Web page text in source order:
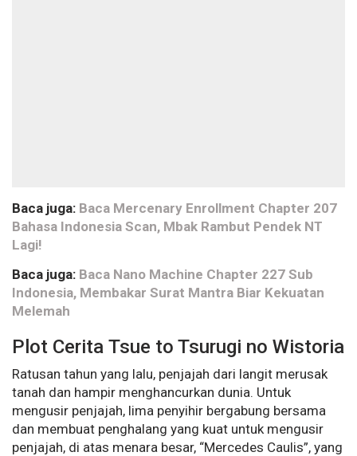
Baca juga: Baca Mercenary Enrollment Chapter 207
Bahasa Indonesia Scan, Mbak Rambut Pendek NT
Lagi!
Baca juga: Baca Nano Machine Chapter 227 Sub
Indonesia, Membakar Surat Mantra Biar Kekuatan
Melemah
Plot Cerita Tsue to Tsurugi no Wistoria
Ratusan tahun yang lalu, penjajah dari langit merusak
tanah dan hampir menghancurkan dunia. Untuk
mengusir penjajah, lima penyihir bergabung bersama
dan membuat penghalang yang kuat untuk mengusir
penjajah, di atas menara besar, “Mercedes Caulis”, yang